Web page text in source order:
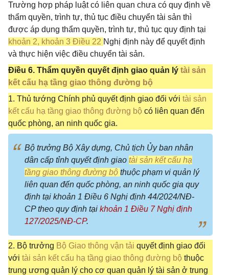
Trường hợp pháp luật có liên quan chưa có quy định về
thẩm quyền, trình tự, thủ tục điều chuyển tài sản thì
được áp dụng thẩm quyền, trình tự, thủ tục quy định tại
khoản 2, khoản 3 Điều 22 Nghị định này để quyết định
và thực hiện việc điều chuyển tài sản.
Điều 6. Thẩm quyền quyết định giao quản lý tài sản
kết cấu hạ tầng giao thông đường bộ
1. Thủ tướng Chính phủ quyết định giao đối với tài sản
kết cấu hạ tầng giao thông đường bộ có liên quan đến
quốc phòng, an ninh quốc gia.
Bộ trưởng Bộ Xây dựng, Chủ tịch Ủy ban nhân
dân cấp tỉnh quyết định giao tài sản kết cấu hạ
tầng giao thông đường bộ thuộc phạm vi quản lý
liên quan đến quốc phòng, an ninh quốc gia quy
định tại khoản 1 Điều 6 Nghị định 44/2024/NĐ-
CP theo quy định tại khoản 1 Điều 7 Nghị định
127/2025/NĐ-CP.
2. Bộ trưởng Bộ Giao thông vận tải quyết định giao đối
với tài sản kết cấu hạ tầng giao thông đường bộ thuộc
trung ương quản lý cho cơ quan quản lý tài sản ở trung